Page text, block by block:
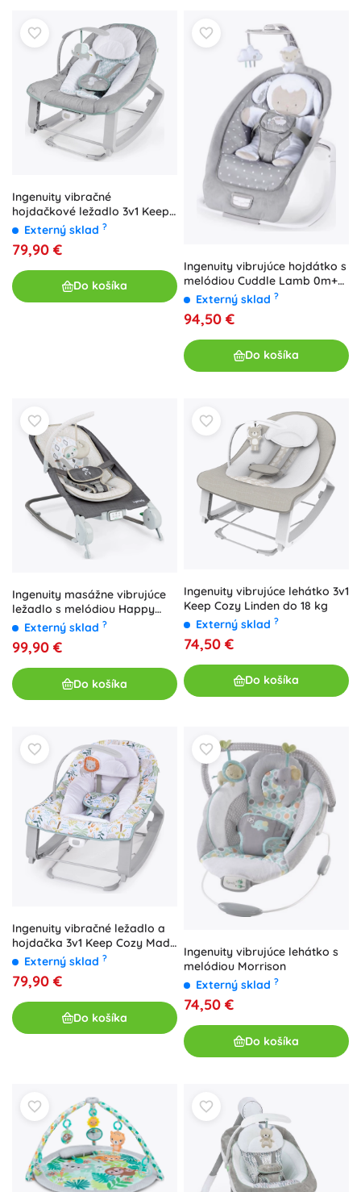
Ingenuity vibračné
hojdačkové ležadlo 3v1 Keep
Cozy Weave
Externý sklad ?
79,90 €
Do košíka
Ingenuity vibrujúce hojdátko s
melódiou Cuddle Lamb 0m+
do 18 kg
Externý sklad ?
94,50 €
Do košíka
Ingenuity masážne vibrujúce
ležadlo s melódiou Happy
Belly Rock-to-Bounce Parker
Externý sklad ?
99,90 €
Do košíka
Ingenuity vibrujúce lehátko 3v1
Keep Cozy Linden do 18 kg
Externý sklad ?
74,50 €
Do košíka
Ingenuity vibračné ležadlo a
hojdačka 3v1 Keep Cozy Madi
do 18 kg
Externý sklad ?
79,90 €
Do košíka
Ingenuity vibrujúce lehátko s
melódiou Morrison
Externý sklad ?
74,50 €
Do košíka